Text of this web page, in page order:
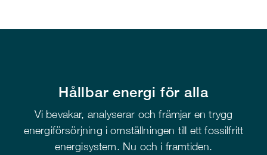
Hållbar energi för alla
Vi bevakar, analyserar och främjar en trygg
energiförsörjning i omställningen till ett fossilfritt
energisystem. Nu och i framtiden.